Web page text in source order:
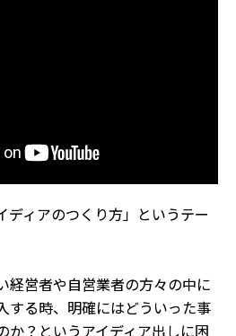
ディアのつくり方」というテー
経営者や自営業者の方々の中に
する時、明確にはどういった事
か？というアイディア出しに困